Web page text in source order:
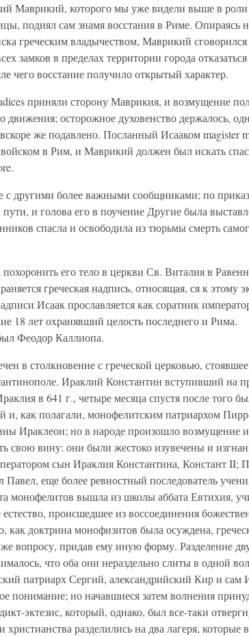
Маврикий, которого мы уже видели выше в роли
поднял сам знамя восстания в Риме. Опираясь
греческим владычеством, Маврикий сговорился
замков в пределах территории города
чего восстание получило открытый характер.
приняли сторону Маврикия, и возмущение
движения; осторожное духовенство держалось,
же подавлено. Посланный Исааком magister
в Рим, и Маврикий должен был искать
с другими более важными сообщниками; по
и голова его в поучение Другие была
спасла и освободила из тюрьмы смерть
его тело в церкви Св. Виталия в
греческая надпись, относящая, ся к этому
Исаак прославляется как соратник
18 лет охранявший целость последнего и Рима.
Феодор Каллиопа.
в столкновение с греческой церковью,
Ираклий Константин вступивший на
в 641 г., четыре месяца спустя после того
и, как полагали, монофелитским патриархом
Ираклеон; но в народе произошло возмущение
свою вину: они были жестоко изувечены и
сын Ираклия Константина, Констант II;
Павел, еще более ревностный последователь
монофелитов вышла из школы аббата Евтихия,
происшедшее из воссоединения
как доктрина монофизитов была осуждена,
вопросу, придав ему иную форму. Разделение
что оба они нераздельно слиты в одной
патриарх Сергий, александрийский Кир и сам
понимание; но начавшиеся затем волнения
эктезис, который, однако, был все-таки
разделились на два лагеря, которые